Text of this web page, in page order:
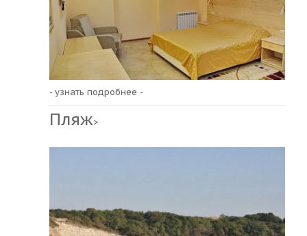
- узнать подробнее -
Пляж>